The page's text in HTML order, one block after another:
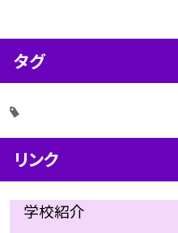
タグ
リンク
学校紹介